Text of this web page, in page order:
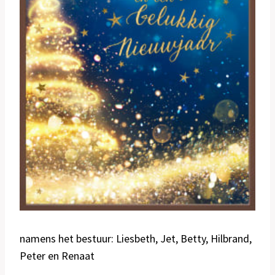
namens het bestuur: Liesbeth, Jet, Betty, Hilbrand,
Peter en Renaat